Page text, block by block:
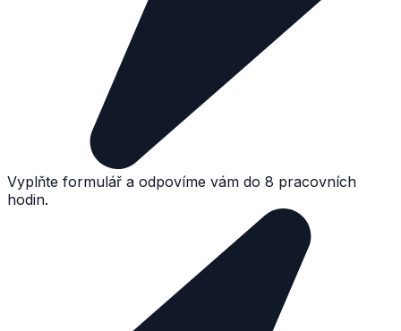
Vyplňte formulář a odpovíme vám do 8 pracovních
hodin.